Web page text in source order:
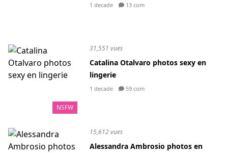
1 decade 13 com
NSFW
31,551 vues
Catalina Otalvaro photos sexy en
lingerie
1 decade 59 com
15,612 vues
Alessandra Ambrosio photos en